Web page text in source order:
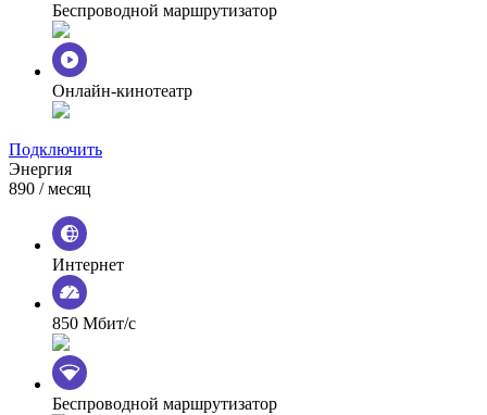
Беспроводной маршрутизатор
Онлайн-кинотеатр
Подключить
Энергия
890 / месяц
Интернет
850 Мбит/с
Беспроводной маршрутизатор